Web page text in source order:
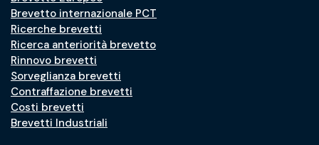
Brevetto internazionale PCT
Ricerche brevetti
Ricerca anteriorità brevetto
Rinnovo brevetti
Sorveglianza brevetti
Contraffazione brevetti
Costi brevetti
Brevetti Industriali